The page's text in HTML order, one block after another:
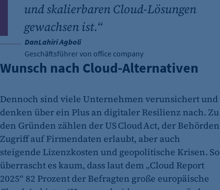
und skalierbaren Cloud-Lösungen
gewachsen ist.“
DanLahiri Agboli
Geschäftsführer von office company
Wunsch nach Cloud-Alternativen
Dennoch sind viele Unternehmen verunsichert und
denken über ein Plus an digitaler Resilienz nach. Zu
den Gründen zählen der US Cloud Act, der Behörden
Zugriff auf Firmendaten erlaubt, aber auch
steigende Lizenzkosten und geopolitische Krisen. So
überrascht es kaum, dass laut dem „Cloud Report
2025“ 82 Prozent der Befragten große europäische